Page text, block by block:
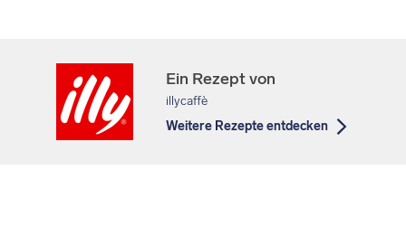
Ein Rezept von
illycaffè
Weitere Rezepte entdecken